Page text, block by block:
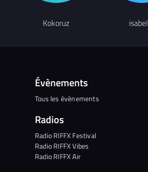
Kokoruz
Évènements
Tous les évènements
Radios
Radio RIFFX Festival
Radio RIFFX Vibes
Radio RIFFX Air